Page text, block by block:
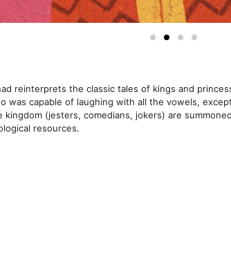
reinterprets the classic tales of kings and
was capable of laughing with all the vowels,
kingdom (jesters, comedians, jokers) are
resources.